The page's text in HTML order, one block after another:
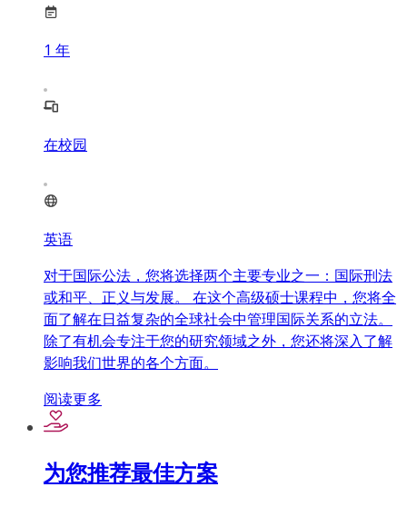
1 年
在校园
英语
对于国际公法，您将选择两个主要专业之一：国际刑法
或和平、正义与发展。 在这个高级硕士课程中，您将全
面了解在日益复杂的全球社会中管理国际关系的立法。
除了有机会专注于您的研究领域之外，您还将深入了解
影响我们世界的各个方面。
阅读更多
为您推荐最佳方案